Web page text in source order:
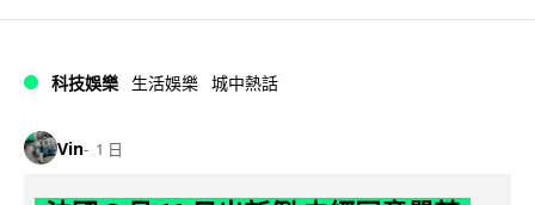
科技娛樂 生活娛樂 城中熱話
Vin 1 日